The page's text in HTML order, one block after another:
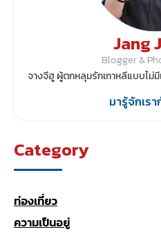
Jang
Blogger &
จางจีฮู ผู้ตกหลุมรักเกาหลีแบบไม่
มารู้จักเรา
Category
ท่องเที่ยว
ความเป็นอยู่